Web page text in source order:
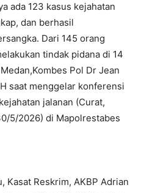
ada 123 kasus kejahatan
dan berhasil
Dari 145 orang
tindak pidana di 14
Pol Dr Jean
saat menggelar konferensi
jalanan (Curat,
5/2026) di Mapolrestabes
Kasat Reskrim, AKBP Adrian